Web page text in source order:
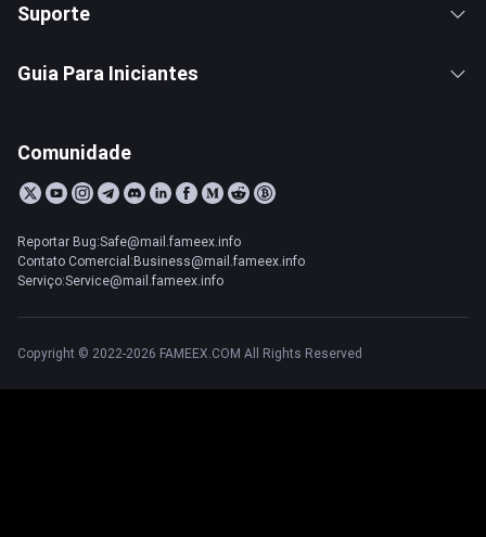
Suporte
Guia Para Iniciantes
Comunidade
Reportar Bug:Safe@mail.fameex.info
Contato Comercial:Business@mail.fameex.info
Serviço:Service@mail.fameex.info
Copyright © 2022-2026 FAMEEX.COM All Rights Reserved